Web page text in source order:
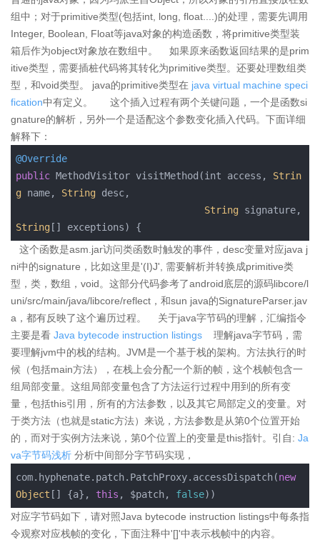
组中；对于primitive类型(包括int, long, float....)的处理，需要先调用
Integer, Boolean, Float等java对象的构造函数，将primitive类型装
箱后作为object对象放在数组中。 如果原来函数返回结果的是prim
itive类型，需要插桩代码将其转化为primitive类型。还要处理数组类
型，和void类型。 java的primitive类型在 java virtual machine speci
fication中有定义。 这个插入过程有两个关键问题，一个是函数si
gnature的解析，另外一个是适配这个参数变化插入代码。下面详细
解释下：
@Override
public MethodVisitor visitMethod(int access, Strin
g name, String desc,
String
String [ ] exceptions) {
这个函数是asm.jar访问类函数时触发的事件，desc变量对应java j
ni中的signature，比如这里是'(I)J', 需要解析并转换成primitive类
型，类，数组，void。这部分代码参考了android底层的源码libcore/l
uni/src/main/java/libcore/reflect，和sun java的SignatureParser.jav
a，都有反映了这个遍历过程。 关于java字节码的理解，汇编指令
主要是看 Java bytecode instruction listings 理解java字节码，需
要理解jvm中的栈的结构。JVM是一个基于栈的架构。方法执行的时
候（包括main方法），在栈上会分配一个新的帧，这个栈帧包含一
组局部变量。这组局部变量包含了方法运行过程中用到的所有变
量，包括this引用，所有的方法参数，以及其它局部定义的变量。对
于类方法（也就是static方法）来说，方法参数是从第0个位置开始
的，而对于实例方法来说，第0个位置上的变量是this指针。引自: Ja
va字节码浅析 分析中间部分字节码实现，
com.hyphenate.patch.PatchProxy.accessDispatch(new
Object [ ] {a}, this , $patch, false))
对应字节码如下，请对照Java bytecode instruction listings中每条指
令观察对应栈帧的变化，下面注释中'[]'中表示栈帧中的内容。